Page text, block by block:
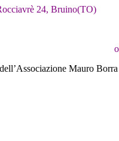
24, Bruino(TO)
Mauro